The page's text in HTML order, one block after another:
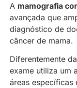
A mamografia
avançada que
diagnóstico de
câncer de mama.
Diferentemente
exame utiliza um
áreas específicas